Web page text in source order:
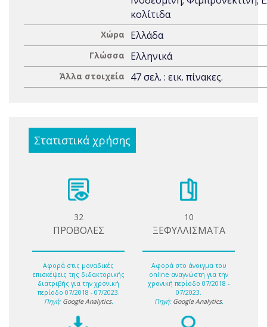
κολίτιδα
Χώρα Ελλάδα
Γλώσσα Ελληνικά
Άλλα στοιχεία 47 σελ. : εικ. πίνακες.
Στατιστικά χρήσης
32
ΠΡΟΒΟΛΕΣ
Αφορά στις μοναδικές
επισκέψεις της διδακτορικής
διατριβής για την χρονική
περίοδο 07/2018 - 07/2023.
Πηγή: Google Analytics.
10
ΞΕΦΥΛΛΙΣΜΑΤΑ
Αφορά στο άνοιγμα του
online αναγνώστη για την
χρονική περίοδο 07/2018 -
07/2023.
Πηγή: Google Analytics.